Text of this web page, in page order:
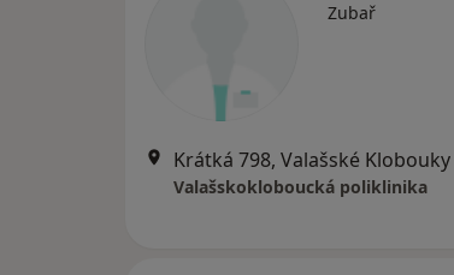
Zubař
Krátká 798, Valašské Klobouky
Valašskokloboucká poliklinika